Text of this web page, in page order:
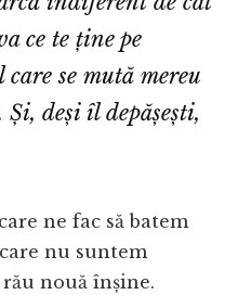
ce te ține pe
se mută mereu
deși îl depășești,
ne fac să batem
nu suntem
nouă înșine.